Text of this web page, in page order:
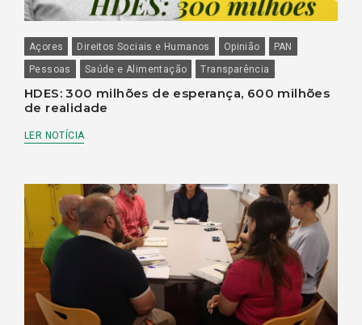
Açores Direitos Sociais e Humanos Opinião
PAN
Pessoas
Saúde e Alimentação Transparência
HDES: 300 milhões de esperança, 600 milhões
de realidade
LER NOTÍCIA